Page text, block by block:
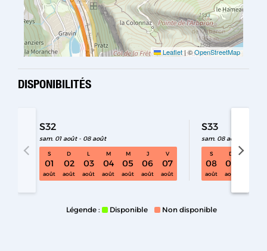
Leaflet|©OpenStreetMap
DISPONIBILITÉS
S32
sam. 01 août - 08 août
S
01
août
D
02
août
L
03
août
M
04
août
M
05
août
J
06
août
V
07
août
S33
sam. 08 août - 15 août
S
08
août
D
09
août
S32 sam. 01 août - 08 août
Légende : Disponible Non disponible